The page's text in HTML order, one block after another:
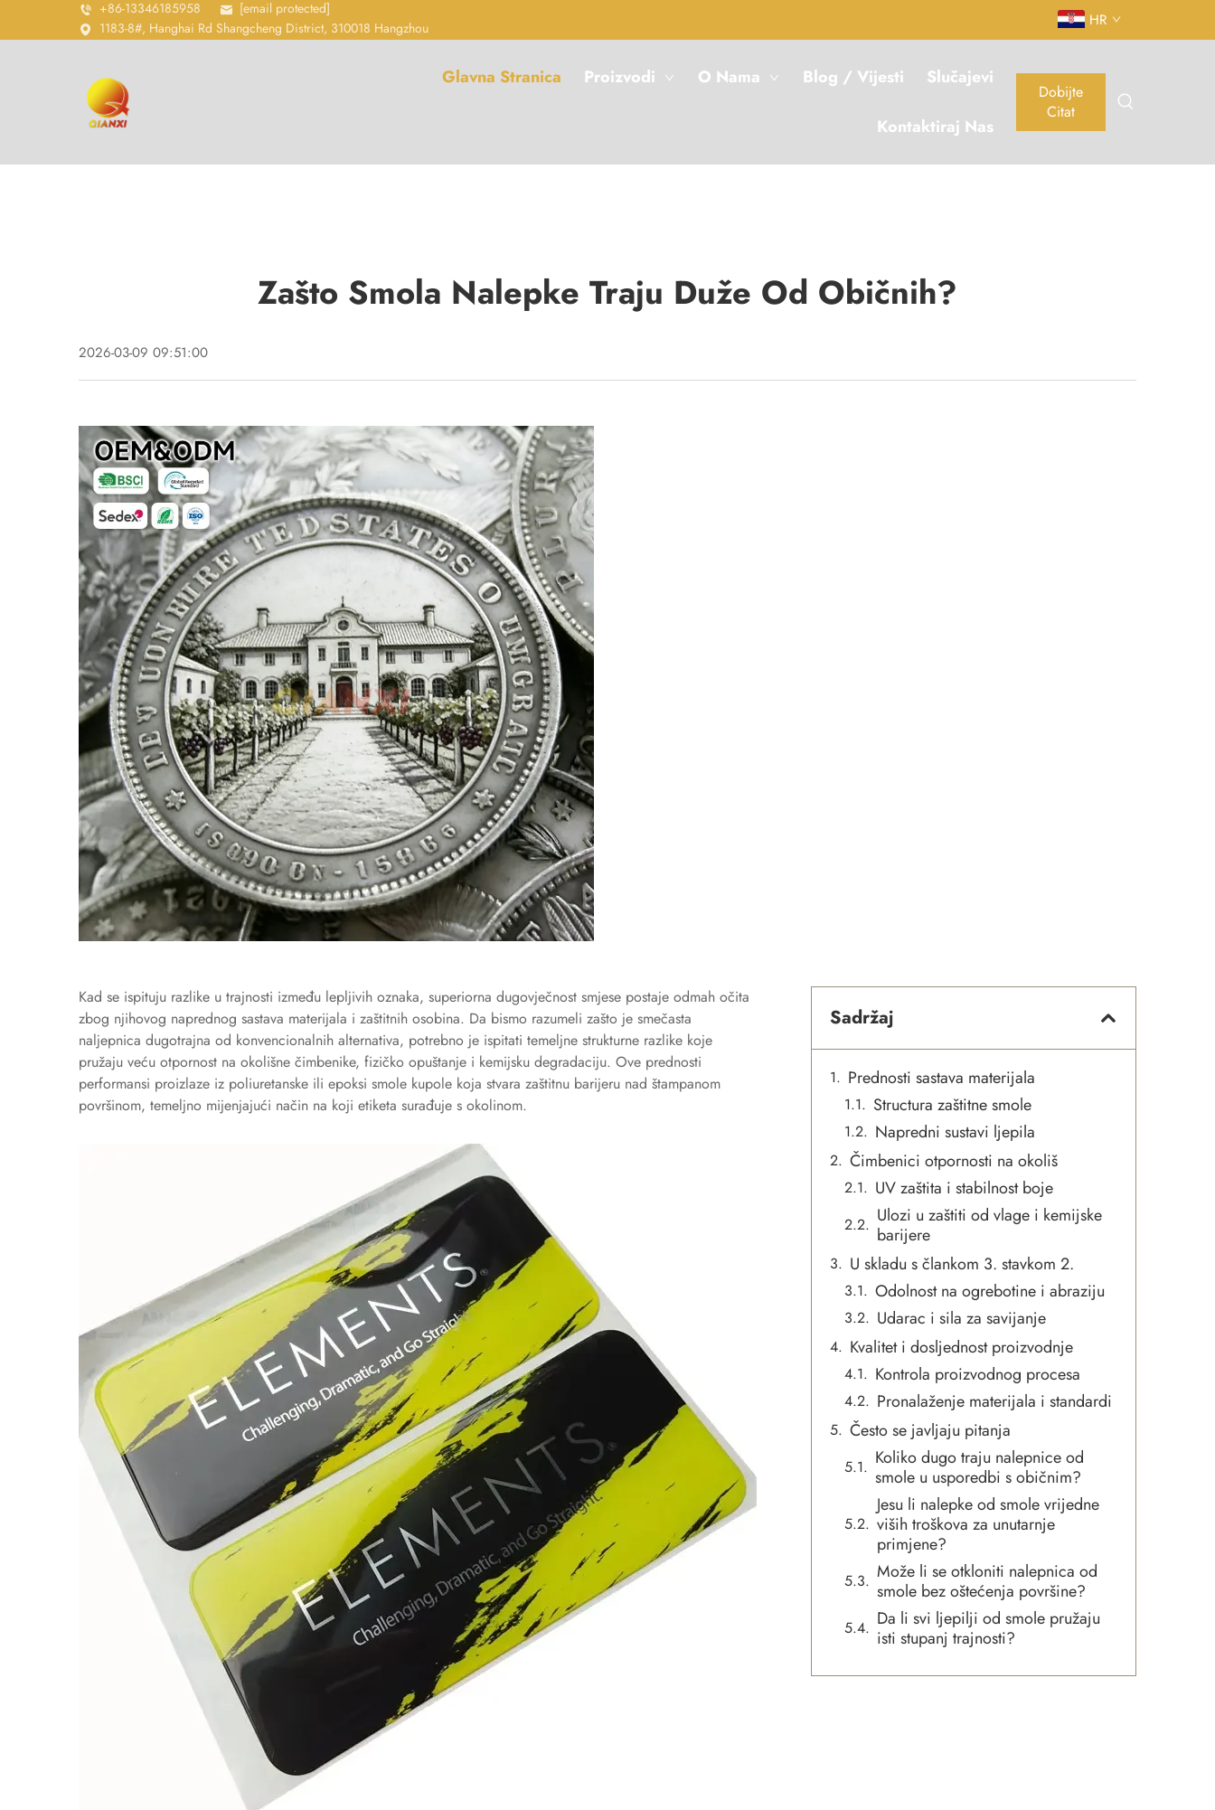
+86-13346185958
[email protected]
1183-8#, Hanghai Rd Shangcheng District, 310018 Hangzhou
HR
Glavna Stranica Proizvodi O Nama Blog / Vijesti Slučajevi
Kontaktiraj Nas
Dobijte
Citat
Zašto Smola Nalepke Traju Duže Od Običnih?
2026-03-09 09:51:00
Kad se ispituju razlike u trajnosti između lepljivih oznaka, superiorna dugovječnost smjese postaje odmah očita
zbog njihovog naprednog sastava materijala i zaštitnih osobina. Da bismo razumeli zašto je smečasta
naljepnica dugotrajna od konvencionalnih alternativa, potrebno je ispitati temeljne strukturne razlike koje
pružaju veću otpornost na okolišne čimbenike, fizičko opuštanje i kemijsku degradaciju. Ove prednosti
performansi proizlaze iz poliuretanske ili epoksi smole kupole koja stvara zaštitnu barijeru nad štampanom
površinom, temeljno mijenjajući način na koji etiketa surađuje s okolinom.
Sadržaj
Prednosti sastava materijala
Structura zaštitne smole
Napredni sustavi ljepila
Čimbenici otpornosti na okoliš
UV zaštita i stabilnost boje
Ulozi u zaštiti od vlage i kemijske
barijere
U skladu s člankom 3. stavkom 2.
Odolnost na ogrebotine i abraziju
Udarac i sila za savijanje
Kvalitet i dosljednost proizvodnje
Kontrola proizvodnog procesa
Pronalaženje materijala i standardi
Često se javljaju pitanja
Koliko dugo traju nalepnice od
smole u usporedbi s običnim?
Jesu li nalepke od smole vrijedne
viših troškova za unutarnje
primjene?
Može li se otkloniti nalepnica od
smole bez oštećenja površine?
Da li svi ljepilji od smole pružaju
isti stupanj trajnosti?